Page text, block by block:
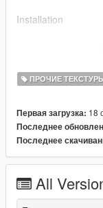
Installation
You require to
on how to install
where the files go.
Use with any
Editor https://
ПРОЧИЕ
Первая загрузка: 18
Последнее
Последнее
All